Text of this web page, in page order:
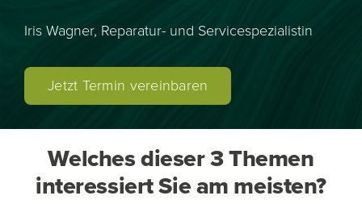
Iris Wagner, Reparatur- und Servicespezialistin
Jetzt Termin vereinbaren
Welches dieser 3 Themen
interessiert Sie am meisten?